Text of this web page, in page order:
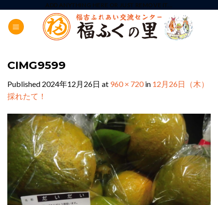
content
ADD ANYTHING HERE OR JUST REMOVE IT...
CIMG9599
Published 2024年12月26日 at 960 × 720in 12月26日（木）
採れたて！